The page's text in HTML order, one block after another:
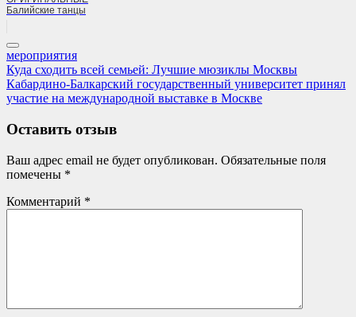
Балийские танцы
мероприятия
Навигация
по
Previous
Post:
Куда сходить всей семьей: Лучшие мюзиклы Москвы
Next
Post:
Кабардино-Балкарский государственный университет принял
участие на международной выставке в Москве
Оставить отзыв
Ваш адрес email не будет опубликован. Обязательные поля
помечены *
Комментарий *